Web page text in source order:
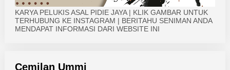
KARYA PELUKIS ASAL PIDIE JAYA | KLIK GAMBAR UNTUK
TERHUBUNG KE INSTAGRAM | BERITAHU SENIMAN ANDA
MENDAPAT INFORMASI DARI WEBSITE INI
Cemilan Ummi